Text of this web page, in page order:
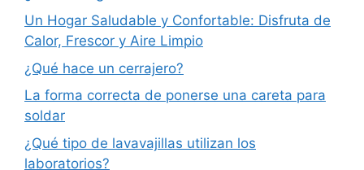
Un Hogar Saludable y Confortable: Disfruta de
Calor, Frescor y Aire Limpio
¿Qué hace un cerrajero?
La forma correcta de ponerse una careta para
soldar
¿Qué tipo de lavavajillas utilizan los
laboratorios?